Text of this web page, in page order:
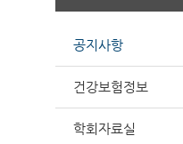
공지사항
건강보험정보
학회자료실